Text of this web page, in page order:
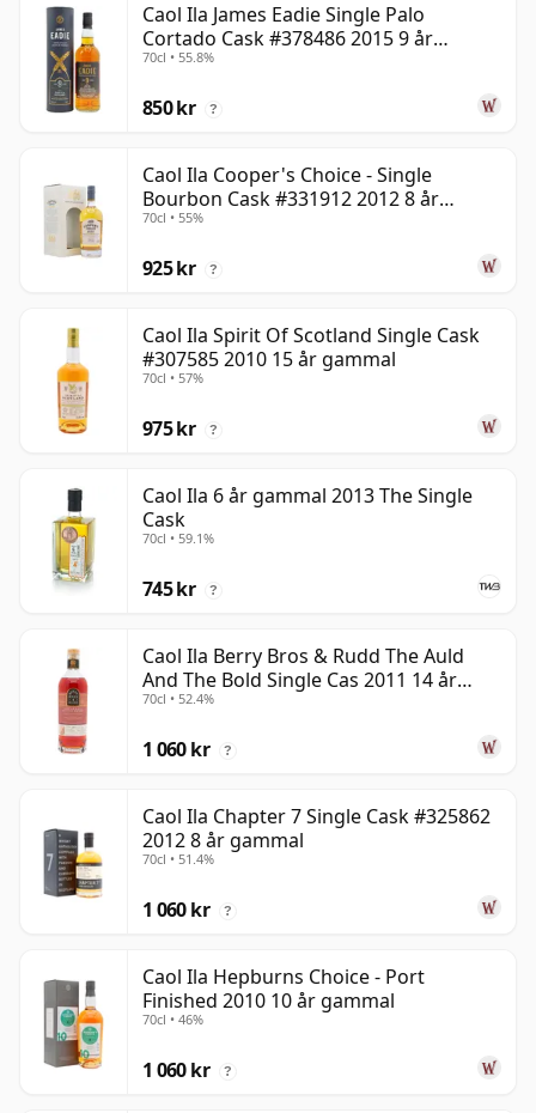
Caol Ila James Eadie Single Palo
Cortado Cask #378486 2015 9 år
gammal
70cl • 55.8%
850 kr ?
Caol Ila Cooper's Choice - Single
Bourbon Cask #331912 2012 8 år
gammal
70cl • 55%
925 kr ?
Caol Ila Spirit Of Scotland Single Cask
#307585 2010 15 år gammal
70cl • 57%
975 kr ?
Caol Ila 6 år gammal 2013 The Single
Cask
70cl • 59.1%
745 kr ?
Caol Ila Berry Bros & Rudd The Auld
And The Bold Single Cas 2011 14 år
gammal
70cl • 52.4%
1 060 kr ?
Caol Ila Chapter 7 Single Cask #325862
2012 8 år gammal
70cl • 51.4%
1 060 kr ?
Caol Ila Hepburns Choice - Port
Finished 2010 10 år gammal
70cl • 46%
1 060 kr ?